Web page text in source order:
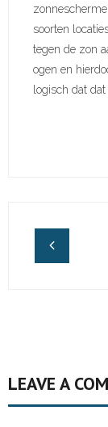
soorten
tegen de zon
ogen en
logisch dat dat
LEAVE A